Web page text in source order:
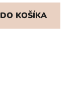
DO KOŠÍKA